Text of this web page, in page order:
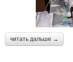
читать дальше →